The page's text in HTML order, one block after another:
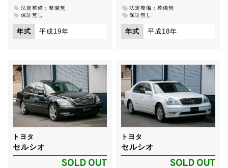
法定整備：整備無
保証無し
年式 平成19年
法定整備：整備無
保証無し
年式 平成18年
トヨタ
セルシオ
SOLD OUT
トヨタ
セルシオ
SOLD OUT